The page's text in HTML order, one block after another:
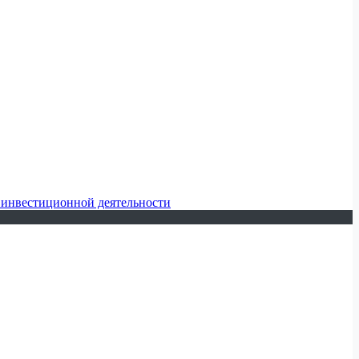
деятельности